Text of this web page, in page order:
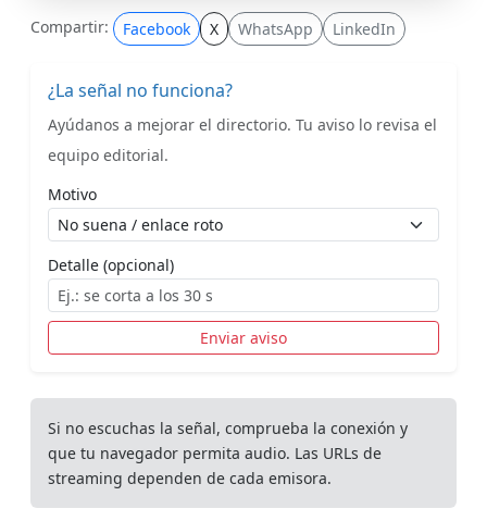
Compartir: Facebook X WhatsApp LinkedIn
¿La señal no funciona?
Ayúdanos a mejorar el directorio. Tu aviso lo revisa el
equipo editorial.
Motivo
Detalle (opcional)
Enviar aviso
Si no escuchas la señal, comprueba la conexión y
que tu navegador permita audio. Las URLs de
streaming dependen de cada emisora.